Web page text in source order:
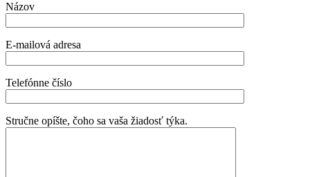
Názov
E-mailová adresa
Telefónne číslo
Stručne opíšte, čoho sa vaša žiadosť týka.